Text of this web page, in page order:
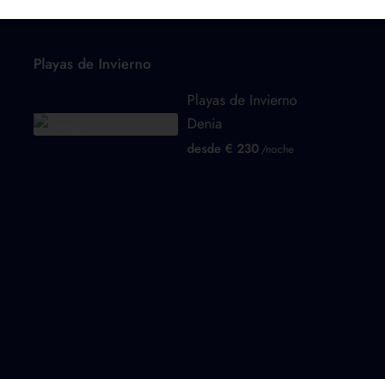
Playas de Invierno
Playas de Invierno
Denia
desde € 230/noche